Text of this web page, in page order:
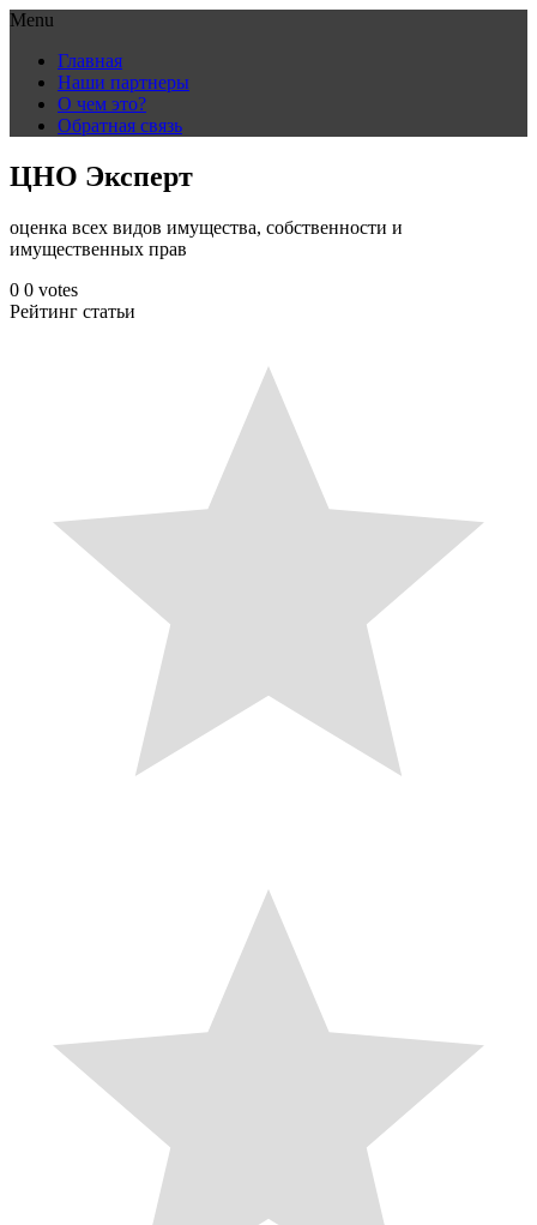
Menu
content
Главная
Наши партнеры
О чем это?
Обратная связь
ЦНО Эксперт
оценка всех видов имущества, собственности и
имущественных прав
0 0 votes
Рейтинг статьи